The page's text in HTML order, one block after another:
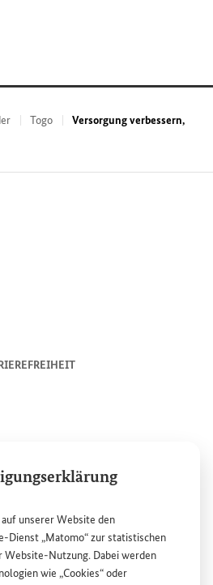
unsererWebsite den
Dienst „Matomo“ zur statistischen
Website-Nutzung. Dabei werden
wie „Cookies“ oder
Togo
Versorgung verbessern,
Link Externer Link
Link
Externer Link
Seite, Externer Link